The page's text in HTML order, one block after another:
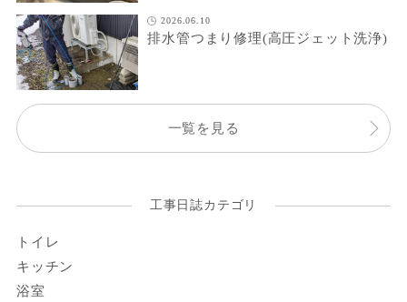
2026.06.10
排水管つまり修理(高圧ジェット洗浄)
一覧を見る
工事日誌カテゴリ
トイレ
キッチン
浴室